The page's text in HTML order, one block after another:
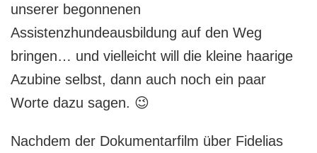
unserer begonnenen
Assistenzhundeausbildung auf den Weg
bringen… und vielleicht will die kleine haarige
Azubine selbst, dann auch noch ein paar
Worte dazu sagen. 😉
Nachdem der Dokumentarfilm über Fidelias